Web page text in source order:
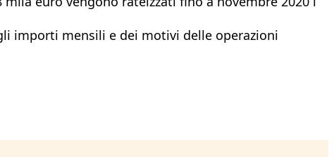
importi mensili e dei motivi delle operazioni